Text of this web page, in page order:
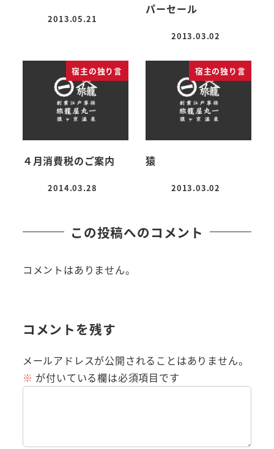
投稿日
2013.05.21
パーセール
投稿日
2013.03.02
宿主の独り言
４月消費税のご案内
投稿日
2014.03.28
宿主の独り言
猿
投稿日
2013.03.02
この投稿へのコメント
コメントはありません。
コメントを残す
メールアドレスが公開されることはありません。
※ が付いている欄は必須項目です